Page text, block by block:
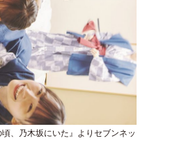
、乃木坂にいた』よりセブンネッ